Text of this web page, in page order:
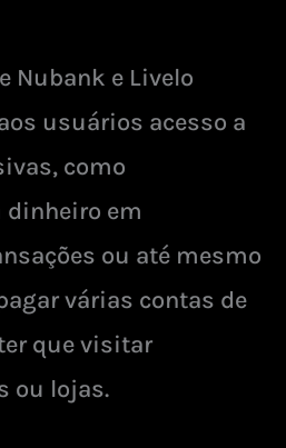
Nubank e Livelo
usuários acesso a
como
dinheiro em
ou até mesmo
várias contas de
que visitar
ou lojas.